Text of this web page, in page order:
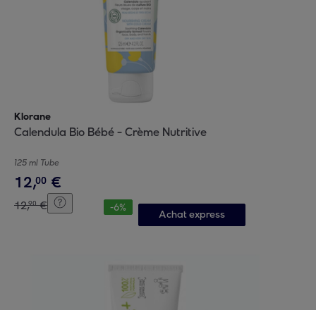
Klorane
Calendula Bio Bébé - Crème Nutritive
125 ml Tube
12,00 €
12,90 € -6%
Achat express